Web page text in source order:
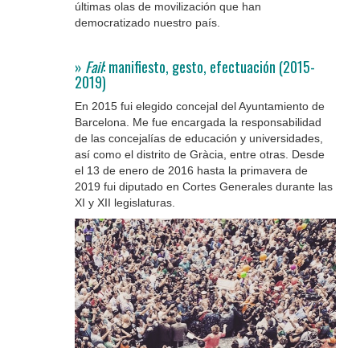
últimas olas de movilización que han
democratizado nuestro país.
» Fail: manifiesto, gesto, efectuación (2015-
2019)
En 2015 fui elegido concejal del Ayuntamiento de
Barcelona. Me fue encargada la responsabilidad
de las concejalías de educación y universidades,
así como el distrito de Gràcia, entre otras. Desde
el 13 de enero de 2016 hasta la primavera de
2019 fui diputado en Cortes Generales durante las
XI y XII legislaturas.